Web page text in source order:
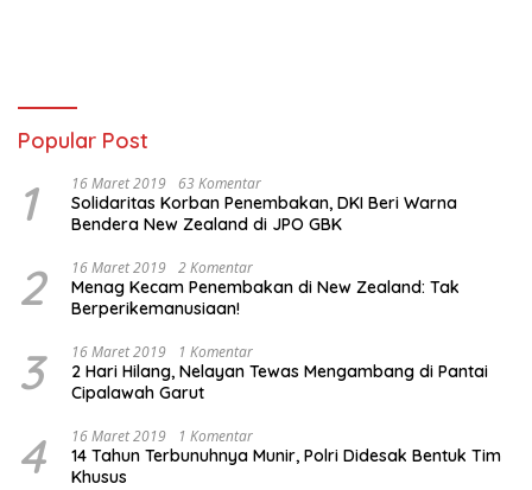
Popular Post
1 16 Maret 2019 63 Komentar
Solidaritas Korban Penembakan, DKI Beri Warna
Bendera New Zealand di JPO GBK
2 16 Maret 2019 2 Komentar
Menag Kecam Penembakan di New Zealand: Tak
Berperikemanusiaan!
3 16 Maret 2019 1 Komentar
2 Hari Hilang, Nelayan Tewas Mengambang di Pantai
Cipalawah Garut
4 16 Maret 2019 1 Komentar
14 Tahun Terbunuhnya Munir, Polri Didesak Bentuk Tim
Khusus